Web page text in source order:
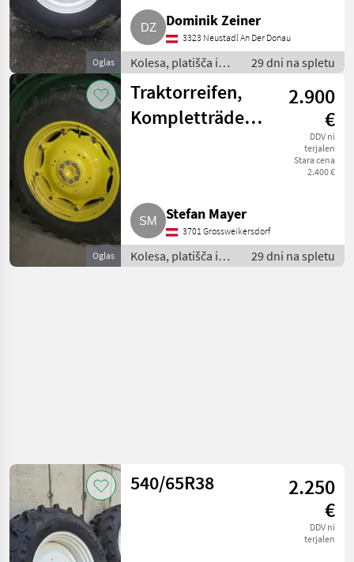
Oglas
Dominik Zeiner
3323 Neustadl An Der Donau
Kolesa, platišča in
pnevmatike /
Komplet kolesa
29 dni na spletu
Oglas
Traktorreifen,
Kompletträder
2.900
€
DDV ni
terjalen
Stara cena
2.400 €
Stefan Mayer
3701 Grossweikersdorf
Kolesa, platišča in
pnevmatike /
29 dni na spletu
540/65R38
2.250
€
DDV ni
terjalen